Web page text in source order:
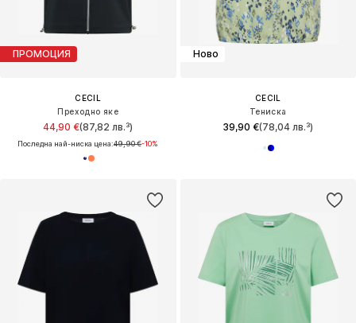
ПРОМОЦИЯ
CECIL
Преходно яке
44,90 €(87,82 лв.³)
Последна най-ниска цена:49,90 €-10%
Ново
CECIL
Тениска
39,90 €(78,04 лв.³)